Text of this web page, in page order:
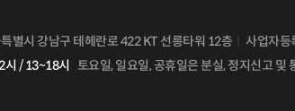
별시 강남구 테헤란로 422 KT 선릉타워 12층 사업자
시 / 13~18시 토요일, 일요일, 공휴일은 분실, 정지신고 및